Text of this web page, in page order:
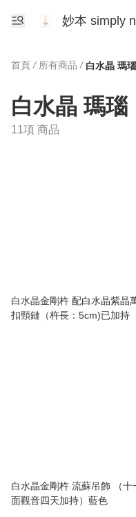
妙本 simply
首頁 / 所有商品 / 白水晶 瑪瑙
白水晶 瑪瑙
11項 商品
白水晶金剛杵 配白水晶紫晶
扣頸鏈（杵長：5cm)已加持
白水晶金剛杵 流蘇吊飾 （十
面觀音四天加持）藍色